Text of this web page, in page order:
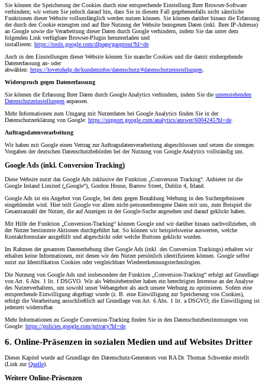
Sie können die Speicherung der Cookies durch eine entsprechende Einstellung Ihrer Browser-Software
verhindern; wir weisen Sie jedoch darauf hin, dass Sie in diesem Fall gegebenenfalls nicht sämtliche
Funktionen dieser Website vollumfänglich werden nutzen können. Sie können darüber hinaus die Erfassung
der durch den Cookie erzeugten und auf Ihre Nutzung der Website bezogenen Daten (inkl. Ihrer IP-Adresse)
an Google sowie die Verarbeitung dieser Daten durch Google verhindern, indem Sie das unter dem
folgenden Link verfügbare Browser-Plugin herunterladen und
installieren: https://tools.google.com/dlpage/gaoptout?hl=de
Auch in den Einstellungen dieser Website können Sie manche Cookies und die damit einhergehende
Datenerfassung an- oder
abwählen: https://lovetohelp.de/kundeninfos/datenschutz/#datenschutzeinstellungen
Widerspruch gegen Datenerfassung
Sie können die Erfassung Ihrer Daten durch Google Analytics verhindern, indem Sie die untenstehenden
Datenschutzeinstellungen anpassen.
Mehr Informationen zum Umgang mit Nutzerdaten bei Google Analytics finden Sie in der
Datenschutzerklärung von Google: https://support.google.com/analytics/answer/6004245?hl=de
Auftragsdatenverarbeitung
Wir haben mit Google einen Vertrag zur Auftragsdatenverarbeitung abgeschlossen und setzen die strengen
Vorgaben der deutschen Datenschutzbehörden bei der Nutzung von Google Analytics vollständig um.
Google Ads (inkl. Conversion Tracking)
Diese Website nutzt das Google Ads inklusive der Funktion „Conversion Tracking“. Anbieter ist die
Google Ireland Limited („Google“), Gordon House, Barrow Street, Dublin 4, Irland.
Google Ads ist ein Angebot von Google, bei dem gegen Bezahlung Werbung in den Suchergebnissen
eingeblendet wird. Hier teilt Google vor allem nicht-personenbezogene Daten mit uns, zum Beispiel die
Gesamtanzahl der Nutzer, die auf Anzeigen in der Google-Suche angesehen und darauf geklickt haben.
Mit Hilfe der Funktion „Conversion-Tracking“ können Google und wir darüber hinaus nachvollziehen, ob
der Nutzer bestimmte Aktionen durchgeführt hat. So können wir beispielsweise auswerten, welche
Kontaktformulare ausgefüllt und abgeschickt oder welche Buttons geklickt wurden.
Im Rahmen der gesamten Datenerhebung über Google Ads (inkl. des Conversion Trackings) erhalten wir
erhalten keine Informationen, mit denen wir den Nutzer persönlich identifizieren können. Google selbst
nutzt zur Identifikation Cookies oder vergleichbare Wiedererkennungstechnologien.
Die Nutzung von Google Ads und insbesondere der Funktion „Conversion-Tracking“ erfolgt auf Grundlage
von Art. 6 Abs. 1 lit. f DSGVO. Wir als Websitebetreiber haben ein berechtigtes Interesse an der Analyse
des Nutzerverhaltens, um sowohl unser Webangebot als auch unsere Werbung zu optimieren. Sofern eine
entsprechende Einwilligung abgefragt wurde (z. B. eine Einwilligung zur Speicherung von Cookies),
erfolgt die Verarbeitung ausschließlich auf Grundlage von Art. 6 Abs. 1 lit. a DSGVO; die Einwilligung ist
jederzeit widerrufbar.
Mehr Informationen zu Google Conversion-Tracking finden Sie in den Datenschutzbestimmungen von
Google: https://policies.google.com/privacy?hl=de
6. Online-Präsenzen in sozialen Medien und auf Websites Dritter
Dieses Kapitel wurde auf Grundlage des Datenschutz-Generators von RA Dr. Thomas Schwenke erstellt
(Link zurQuelle).
Weitere Online-Präsenzen